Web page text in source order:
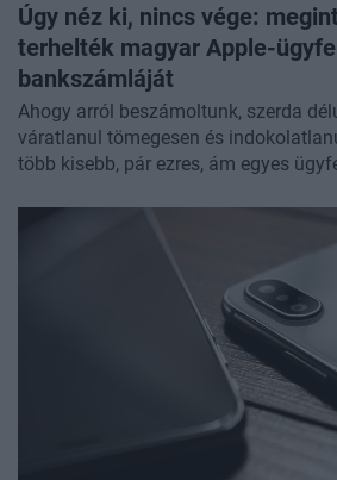
Úgy néz ki, nincs vége:
terhelték magyar Apple-
bankszámláját
Ahogy arról beszámoltunk, szerda
váratlanul tömegesen és
több kisebb, pár ezres, ám egyes
és kártyatípustól függetlenül terhelték
csak Magyarországon. A téves
ügyfeleknél folytatódtak, egyelőre
ügyfelet érint a probléma. Egyik
érdekes, ugyanis ő már szerdán
használt kártyáját, ennek ellenére ma
téves terhelések érkeztek a számlájára.